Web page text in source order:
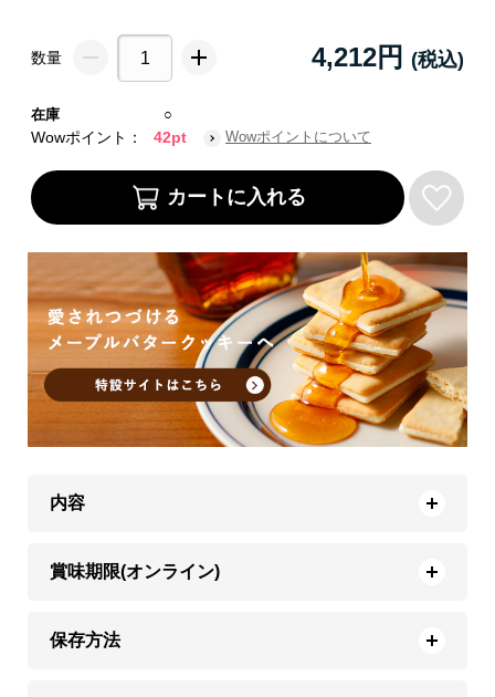
数量 4,212円
在庫 ○
Wowポイント： 42pt Wowポイントについて
内容
賞味期限(オンライン)
保存方法